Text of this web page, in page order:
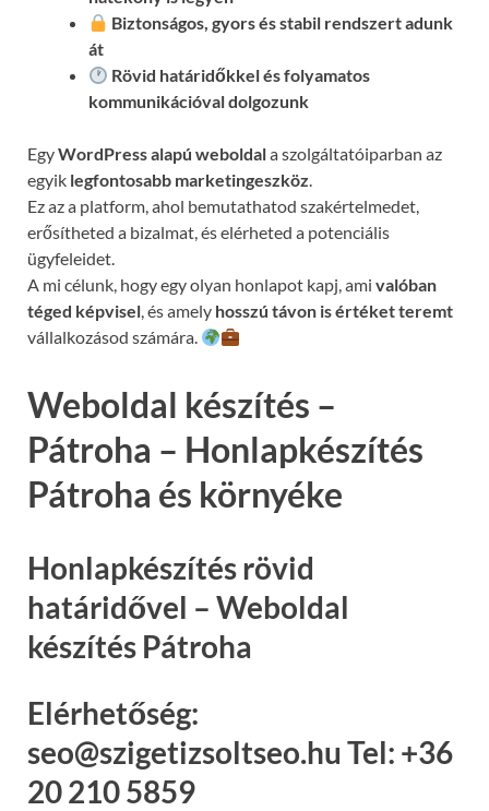
Biztonságos, gyors és stabil rendszert adunk
át
Rövid határidőkkel és folyamatos
kommunikációvaldolgozunk
EgyWordPress alapú weboldala szolgáltatóiparban az
egyik legfontosabb marketingeszköz.
Ez az a platform, ahol bemutathatod szakértelmedet,
erősítheted a bizalmat, és elérheted a potenciális
ügyfeleidet.
A mi célunk, hogy egy olyan honlapot kapj, ami valóban
téged képvisel, és amely hosszú távon is értéket teremt
vállalkozásod számára.
Weboldal készítés –
Pátroha – Honlapkészítés
Pátroha és környéke
Honlapkészítés rövid
határidővel – Weboldal
készítés Pátroha
Elérhetőség:
seo@szigetizsoltseo.hu Tel: +36
20 210 5859